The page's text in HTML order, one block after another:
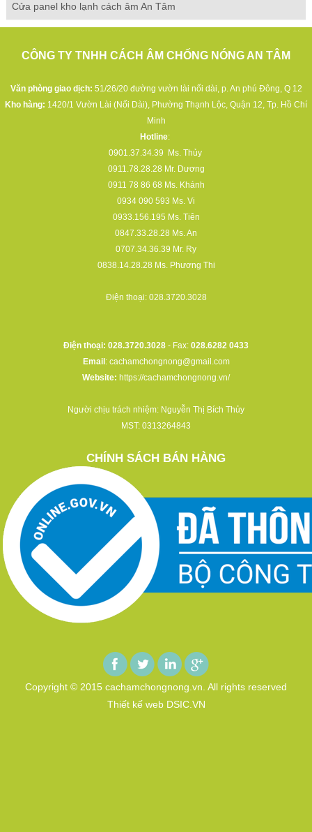
Cửa panel kho lạnh cách âm An Tâm
CÔNG TY TNHH CÁCH ÂM CHỐNG NÓNG AN TÂM
Văn phòng giao dịch: 51/26/20 đường vườn lài nối dài, p. An phú Đông, Q 12
Kho hàng: 1420/1 Vườn Lài (Nối Dài), Phường Thạnh Lộc, Quận 12, Tp. Hồ Chí
Minh
Hotline:
0901.37.34.39
Ms. Thủy
0911.78.28.28 Mr. Dương
0911 78 86 68 Ms. Khánh
0934 090 593 Ms. Vi
0933.156.195 Ms. Tiên
0847.33.28.28 Ms. An
0707.34.36.39 Mr. Ry
0838.14.28.28 Ms. Phương Thi
Điện thoại: 028.3720.3028
Điện thoại: 028.3720.3028 - Fax: 028.6282 0433
Email : cachamchongnong@gmail.com
Website: https://cachamchongnong.vn/
Người chịu trách nhiệm: Nguyễn Thị Bích Thủy
MST: 0313264843
CHÍNH SÁCH BÁN HÀNG
Copyright © 2015 cachamchongnong.vn. All rights reserved
Thiết kế web DSIC.VN